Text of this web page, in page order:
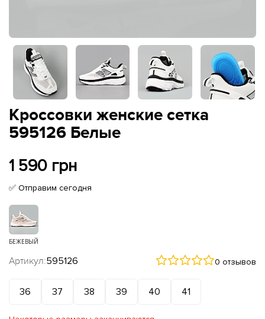
Кроссовки женские сетка
595126 Белые
1 590 грн
✅ Отправим сегодня
БЕЖЕВЫЙ
Артикул:595126 0 отзывов
36 37 38 39 40 41